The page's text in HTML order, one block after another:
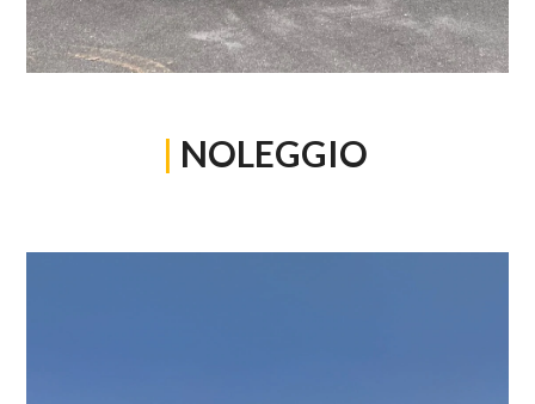
| NOLEGGIO